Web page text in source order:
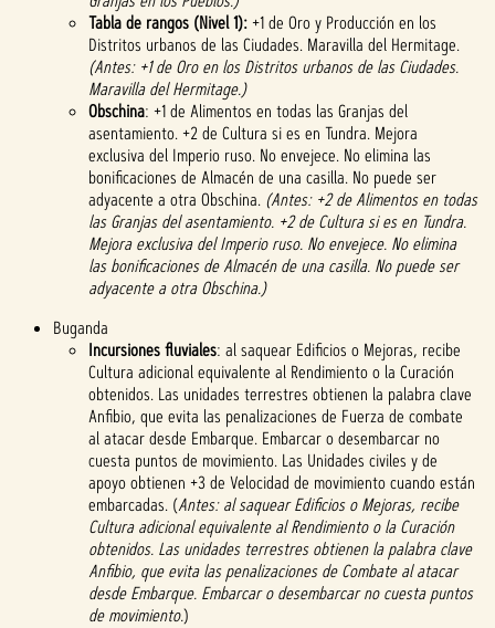
Tabla de rangos (Nivel 1):+1 de Oro y Producción en los
Distritos urbanos de las Ciudades. Maravilla del Hermitage.
(Antes: +1 de Oro en los Distritos urbanos de las Ciudades.
Maravilla del Hermitage.)
Obschina: +1 de Alimentos en todas las Granjas del
asentamiento. +2 de Cultura si es en Tundra. Mejora
exclusiva del Imperio ruso. No envejece. No elimina las
bonificaciones de Almacén de una casilla. No puede ser
adyacente a otra Obschina. (Antes: +2 de Alimentos en todas
las Granjas del asentamiento. +2 de Cultura si es en Tundra.
Mejora exclusiva del Imperio ruso. No envejece. No elimina
las bonificaciones de Almacén de una casilla. No puede ser
adyacente a otra Obschina.)
Buganda
Incursiones fluviales: al saquear Edificios o Mejoras, recibe
Cultura adicional equivalente al Rendimiento o la Curación
obtenidos. Las unidades terrestres obtienen la palabra clave
Anfibio, que evita las penalizaciones de Fuerza de combate
al atacar desde Embarque. Embarcar o desembarcar no
cuesta puntos de movimiento. Las Unidades civiles y de
apoyo obtienen +3 de Velocidad de movimiento cuando están
embarcadas. (Antes: al saquear Edificios o Mejoras, recibe
Cultura adicional equivalente al Rendimiento o la Curación
obtenidos. Las unidades terrestres obtienen la palabra clave
Anfibio, que evita las penalizaciones de Combate al atacar
desde Embarque. Embarcar o desembarcar no cuesta puntos
de movimiento.)